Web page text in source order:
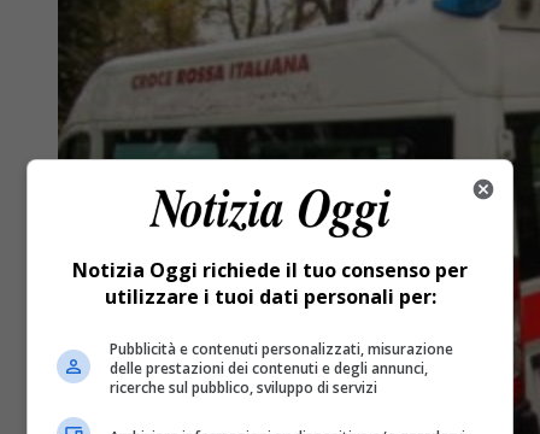
Notizia Oggi richiede il tuo consenso per
utilizzare i tuoi dati personali per:
Pubblicità e contenuti personalizzati, misurazione
delle prestazioni dei contenuti e degli annunci,
ricerche sul pubblico, sviluppo di servizi